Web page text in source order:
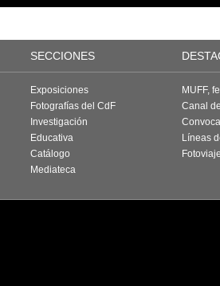
SECCIONES
Exposiciones
Fotografías del CdF
Investigación
Educativa
Catálogo
Mediateca
MUFF,
Canal
Líneas